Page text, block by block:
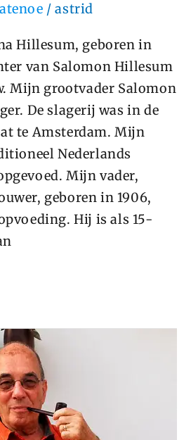
/astrid
Hillesum, geboren in
van Salomon Hillesum
Mijn grootvader Salomon
De slagerij was in de
te Amsterdam. Mijn
Nederlands
Mijn vader,
geboren in 1906,
Hij is als 15-